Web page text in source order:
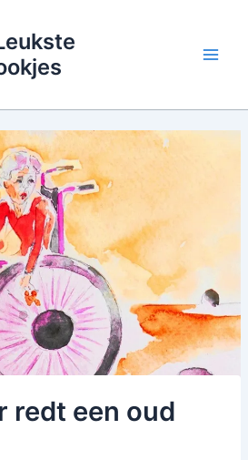
redt een oud